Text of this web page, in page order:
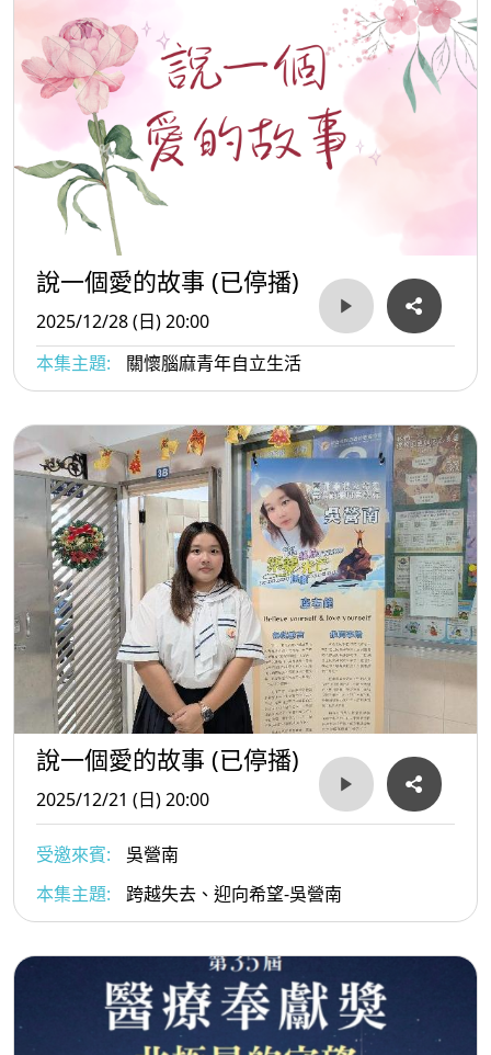
說一個愛的故事 (已停播)
2025/12/28 (日) 20:00
本集主題:
關懷腦麻青年自立生活
說一個愛的故事 (已停播)
2025/12/21 (日) 20:00
受邀來賓:
吳營南
本集主題:
跨越失去、迎向希望-吳營南